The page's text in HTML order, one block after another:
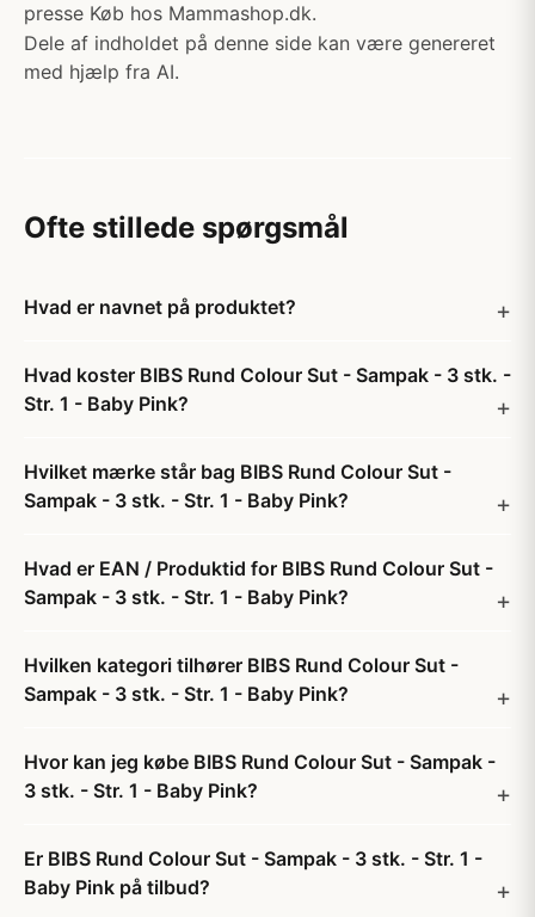
presse Køb hos Mammashop.dk.
Dele af indholdet på denne side kan være genereret
med hjælp fra AI.
Ofte stillede spørgsmål
Hvad er navnet på produktet?
Hvad koster BIBS Rund Colour Sut - Sampak - 3 stk. -
Str. 1 - Baby Pink?
Hvilket mærke står bag BIBS Rund Colour Sut -
Sampak - 3 stk. - Str. 1 - Baby Pink?
Hvad er EAN / Produktid for BIBS Rund Colour Sut -
Sampak - 3 stk. - Str. 1 - Baby Pink?
Hvilken kategori tilhører BIBS Rund Colour Sut -
Sampak - 3 stk. - Str. 1 - Baby Pink?
Hvor kan jeg købe BIBS Rund Colour Sut - Sampak -
3 stk. - Str. 1 - Baby Pink?
Er BIBS Rund Colour Sut - Sampak - 3 stk. - Str. 1 -
Baby Pink på tilbud?